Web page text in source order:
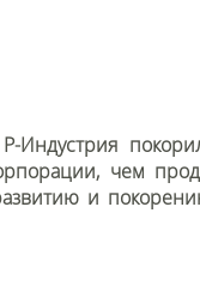
Индустрия
чем
и